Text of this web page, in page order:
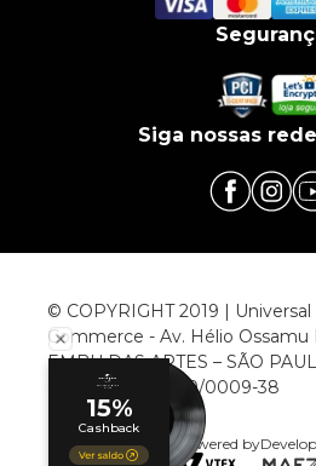
Siga nossas
© COPYRIGHT 2019 |
Commerce - Av. Hélio Ossamu
EMBU DAS ARTES – SÃO
CNPJ: 00.952.789/0009-38
Powered by